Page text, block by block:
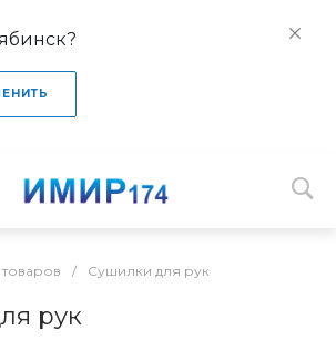
товаров / Сушилки для рук
рук